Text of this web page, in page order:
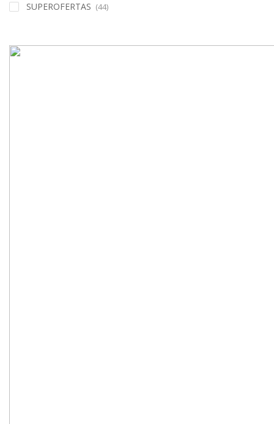
SUPEROFERTAS (44)